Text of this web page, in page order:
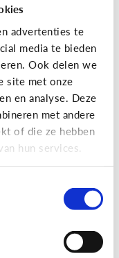
advertenties te
media te bieden
Ook delen we
site met onze
en analyse. Deze
met andere
of die ze hebben
hun services.